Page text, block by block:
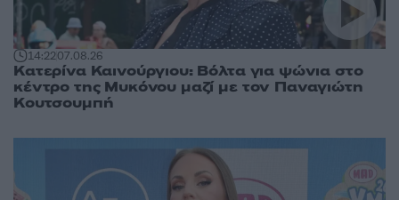
14:2207.08.26
Κατερίνα Καινούργιου: Βόλτα για ψώνια στο
κέντρο της Μυκόνου μαζί με τον Παναγιώτη
Κουτσουμπή